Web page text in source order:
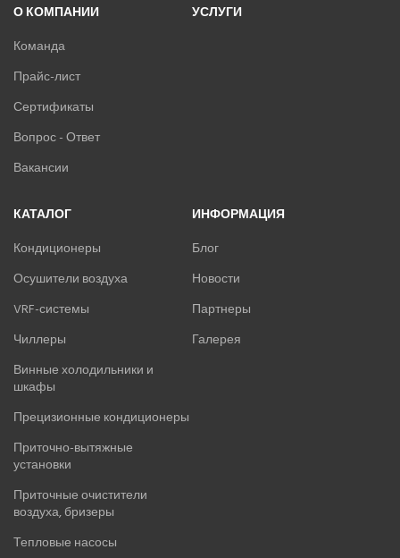
О КОМПАНИИ
Команда
Прайс-лист
Сертификаты
Вопрос - Ответ
Вакансии
УСЛУГИ
КАТАЛОГ
Кондиционеры
Осушители воздуха
VRF-системы
Чиллеры
Винные холодильники и
шкафы
Прецизионные кондиционеры
Приточно-вытяжные
установки
Приточные очистители
воздуха, бризеры
Тепловые насосы
ИНФОРМАЦИЯ
Блог
Новости
Партнеры
Галерея